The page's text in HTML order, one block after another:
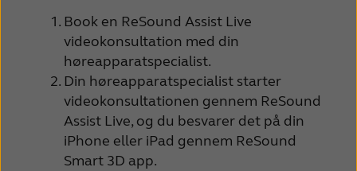
Book en ReSound Assist Live
videokonsultation med din
høreapparatspecialist.
Din høreapparatspecialist starter
videokonsultationen gennem ReSound
Assist Live, og du besvarer det på din
iPhone eller iPad gennem ReSound
Smart 3D app.